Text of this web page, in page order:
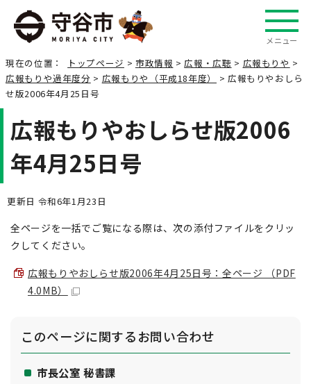
メニュー
現在の位置： トップページ > 市政情報 >広報・広聴 > 広報もりや >
広報もりや過年度分 > 広報もりや（平成18年度）
> 広報もりやおしら
せ版2006年4月25日号
広報もりやおしらせ版2006
年4月25日号
更新日 令和6年1月23日
全ページを一括でご覧になる際は、次の添付ファイルをクリッ
クしてください。
広報もりやおしらせ版2006年4月25日号：全ページ （PDF
4.0MB）
このページに関するお問い合わせ
市長公室 秘書課